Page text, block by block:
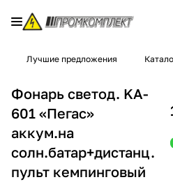
Лучшие предложения
Фонарь светод. KA-
601 «Пегас»
аккум.на
солн.батар+дистанц.
пульт кемпинговый